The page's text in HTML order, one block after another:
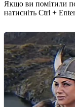
Якщо ви помітили
натисніть Ctrl +